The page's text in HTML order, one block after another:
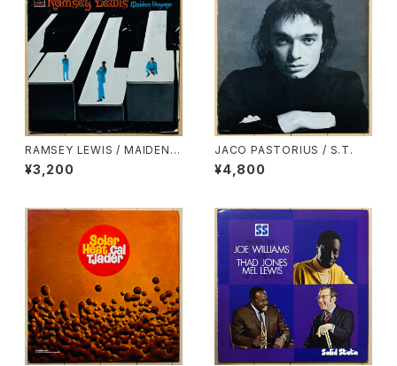
RAMSEY LEWIS / MAIDEN V
OYAGE
¥3,200
JACO PASTORIUS / S.T.
¥4,800